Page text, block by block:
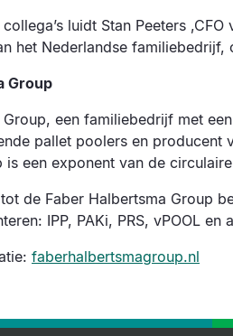
luidt Stan Peeters
het Nederlandse
Group
een familiebedrijf met
pallet poolers en producent
is een exponent van de
de Faber Halbertsma Group
IPP, PAKi, PRS, vPOOL
faberhalbertsmagroup.nl